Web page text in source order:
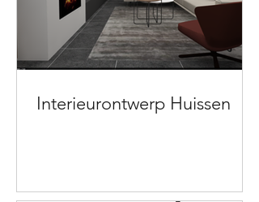
Interieurontwerp Huissen